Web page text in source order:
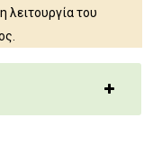
λειτουργία του